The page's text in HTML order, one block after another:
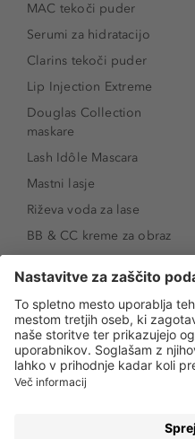
MAC tekoči puder
Serumi za hidratacijo
Clarins tekoči puder
Lip Injection Extreme
Douglas Collection
maskare
Lash Idôle Mascara
Mastni lasje
Riževa voda za lase
BB & CC kreme za obraz
SPF 30
Senčila za oči
Tekoči puder
Ličenje povešenih vek
Kako povečati oči